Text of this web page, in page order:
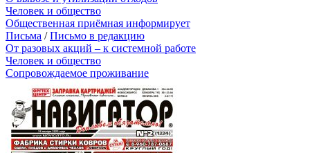
Человек и общество
Общественная приёмная информирует
Письма /Письмо в редакцию
От разовых акций – к системной работе
Человек и общество
Сопровождаемое проживание